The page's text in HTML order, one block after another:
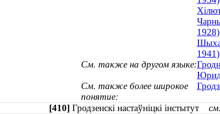
1928)
1941)
См. также на другом языке:
См. также более широкое
понятие:
[410] Гродзенскі настаўніцкі інстытут